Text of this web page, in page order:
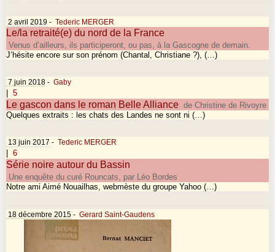
2 avril 2019 - Tederic MERGER
Le/la retraité(e) du nord de la France
Venus d’ailleurs, ils participeront, ou pas, à la Gascogne de demain.
J’hésite encore sur son prénom (Chantal, Christiane ?), (…)
7 juin 2018 - Gaby
5
Le gascon dans le roman Belle Alliance de Christine de Rivoyre
Quelques extraits : les chats des Landes ne sont ni (…)
13 juin 2017 - Tederic MERGER
6
Série noire autour du Bassin
Une enquête du curé Rouncats, par Léo Bordes
Notre ami Aimé Nouailhas, webmèste du groupe Yahoo (…)
18 décembre 2015 - Gerard Saint-Gaudens